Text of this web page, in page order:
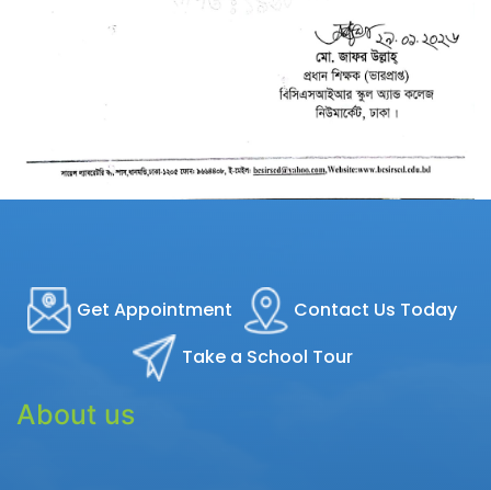
Get Appointment
Contact Us Today
Take a School Tour
About us